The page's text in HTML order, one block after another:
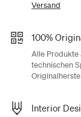
Versand
100%
Alle Produkte
technischen
Interior